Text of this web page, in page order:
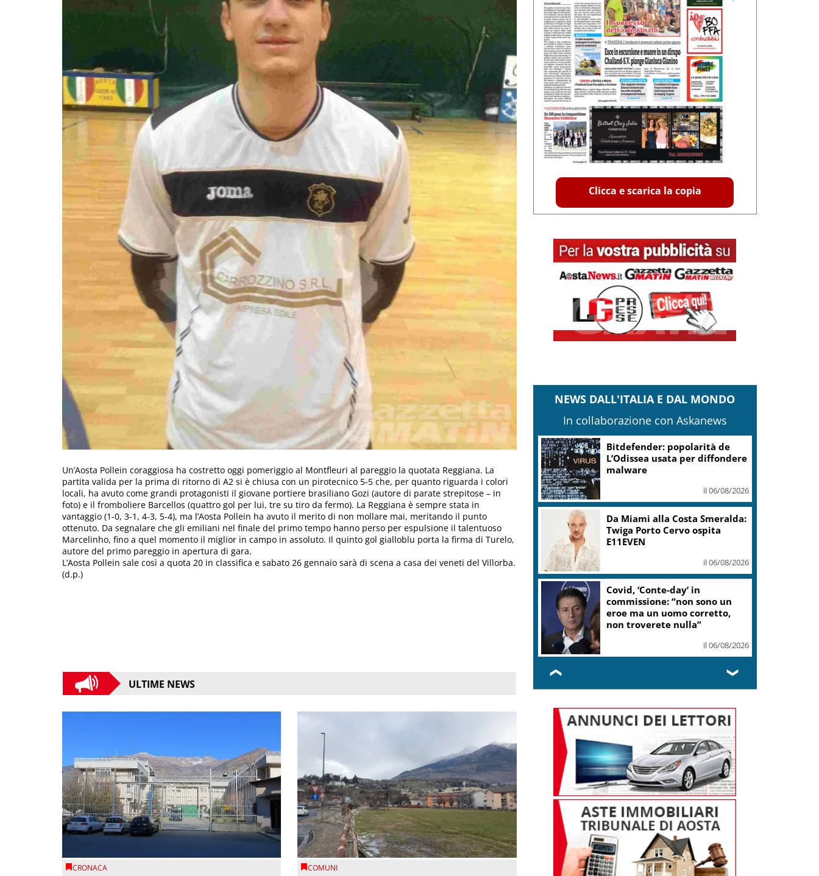
Un’Aosta Pollein coraggiosa ha costretto oggi pomeriggio al Montfleuri al pareggio la quotata Reggiana. La
partita valida per la prima di ritorno di A2 si è chiusa con un pirotecnico 5-5 che, per quanto riguarda i colori
locali, ha avuto come grandi protagonisti il giovane portiere brasiliano Gozi (autore di parate strepitose – in
foto) e il fromboliere Barcellos (quattro gol per lui, tre su tiro da fermo). La Reggiana è sempre stata in
vantaggio (1-0, 3-1, 4-3, 5-4), ma l’Aosta Pollein ha avuto il merito di non mollare mai, meritando il punto
ottenuto. Da segnalare che gli emiliani nel finale del primo tempo hanno perso per espulsione il talentuoso
Marcelinho, fino a quel momento il miglior in campo in assoluto. Il quinto gol gialloblu porta la firma di Turelo,
autore del primo pareggio in apertura di gara.
L’Aosta Pollein sale così a quota 20 in classifica e sabato 26 gennaio sarà di scena a casa dei veneti del Villorba.
(d.p.)
ULTIME NEWS
CRONACA COMUNI
Clicca e scarica la copia
NEWS DALL'ITALIA E DAL MONDO
In collaborazione con Askanews
Bitdefender: popolarità de
L’Odissea usata per diffondere
malware
il 06/08/2026
Da Miami alla Costa Smeralda:
Twiga Porto Cervo ospita
E11EVEN
il 06/08/2026
Covid, ‘Conte-day’ in
commissione: “non sono un
eroe ma un uomo corretto,
non troverete nulla”
il 06/08/2026
❮ ❯